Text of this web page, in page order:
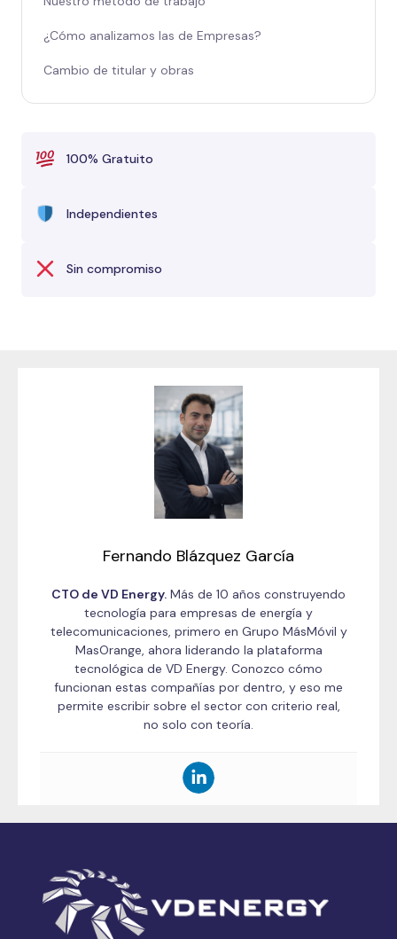
¿Cómo analizamos las de Empresas?
Cambio de titular y obras
100% Gratuito
Independientes
Sin compromiso
Fernando Blázquez García
CTO de VD Energy. Más de 10 años construyendo
tecnología para empresas de energía y
telecomunicaciones, primero en Grupo MásMóvil y
MasOrange, ahora liderando la plataforma
tecnológica de VD Energy. Conozco cómo
funcionan estas compañías por dentro, y eso me
permite escribir sobre el sector con criterio real,
no solo con teoría.